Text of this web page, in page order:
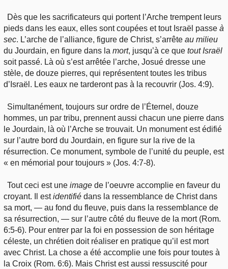
Dès que les sacrificateurs qui portent l’Arche trempent leurs
pieds dans les eaux, elles sont coupées et tout Israël passe à
sec. L’arche de l’alliance, figure de Christ, s’arrête au milieu
du Jourdain, en figure dans la mort, jusqu’à ce que tout Israël
soit passé. Là où s’est arrêtée l’arche, Josué dresse une
stèle, de douze pierres, qui représentent toutes les tribus
d’Israël. Les eaux ne tarderont pas à la recouvrir (Jos. 4:9).
Simultanément, toujours sur ordre de l’Éternel, douze
hommes, un par tribu, prennent aussi chacun une pierre dans
le Jourdain, là où l’Arche se trouvait. Un monument est édifié
sur l’autre bord du Jourdain, en figure sur la rive de la
résurrection. Ce monument, symbole de l’unité du peuple, est
« en mémorial pour toujours » (Jos. 4:7-8).
Tout ceci est uneimage de l’oeuvre accomplie en faveur du
croyant. Il estidentifié dans la ressemblance de Christ dans
sa mort, — au fond du fleuve, puis dans la ressemblance de
sa résurrection, — sur l’autre côté du fleuve de la mort (Rom.
6:5-6). Pour entrer par la foi en possession de son héritage
céleste, un chrétien doit réaliser en pratique qu’il est mort
avec Christ. La chose a été accomplie une fois pour toutes à
la Croix (Rom. 6:6). Mais Christ est aussi ressuscité pour